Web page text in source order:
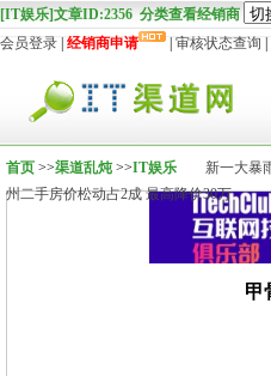
[IT娱乐]文章ID:2356 分类查看经销商
会员登录 经销商申请 审核状态查询
首页 >>渠道乱炖>>IT娱乐 新一大暴
州二手房价松动占2成 最高降价30万
甲